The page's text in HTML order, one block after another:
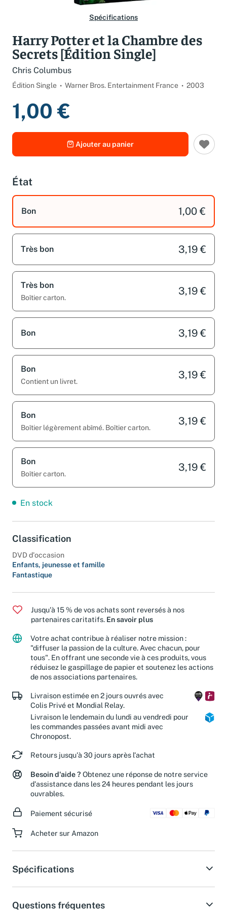
Spécifications
Harry Potter et la Chambre des
Secrets [Édition Single]
Chris Columbus
Édition Single Warner Bros. Entertainment France 2003
1,00 €
Ajouter au panier
État
Bon 1,00 €
Très bon 3,19 €
Très bon
Boîtier carton.
3,19 €
Bon 3,19 €
Bon
Contient un livret.
3,19 €
Bon
Boîtier légèrement abîmé. Boîtier carton.
3,19 €
Bon
Boîtier carton.
3,19 €
En stock
Classification
DVD d'occasion
Enfants, jeunesse et famille
Fantastique
Jusqu'à 15 % de vos achats sont reversés à nos
partenaires caritatifs. En savoir plus
Votre achat contribue à réaliser notre mission :
"diffuser la passion de la culture. Avec chacun, pour
tous". En offrant une seconde vie à ces produits, vous
réduisez le gaspillage de papier et soutenez les actions
de nos associations partenaires.
Livraison estimée en 2 jours ouvrés avec
Colis Privé et Mondial Relay.
Livraison le lendemain du lundi au vendredi pour
les commandes passées avant midi avec
Chronopost.
Retours jusqu'à 30 jours après l'achat
Besoin d'aide ? Obtenez une réponse de notre service
d'assistance dans les 24 heures pendant les jours
ouvrables.
Paiement sécurisé
Acheter sur Amazon
Spécifications
Questions fréquentes